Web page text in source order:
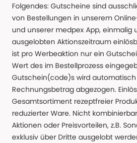
Folgendes: Gutscheine sind
von Bestellungen in unserem
und unserer medpex App, einmalig
ausgelobten Aktionszeitraum
ist pro Werbeaktion nur ein
Wert des im Bestellprozess
Gutschein(code)s wird
Rechnungsbetrag abgezogen.
Gesamtsortiment rezeptfreier
reduzierter Ware. Nicht
Aktionen oder Preisvorteilen, z.B.
exklusiv über Dritte ausgelobt